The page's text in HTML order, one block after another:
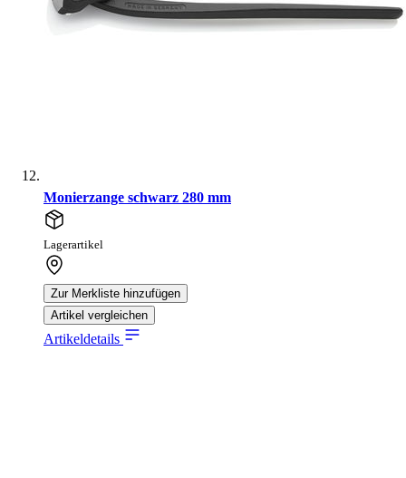
Monierzange schwarz 280 mm
Lagerartikel
Zur Merkliste hinzufügen
Artikel vergleichen
Artikeldetails